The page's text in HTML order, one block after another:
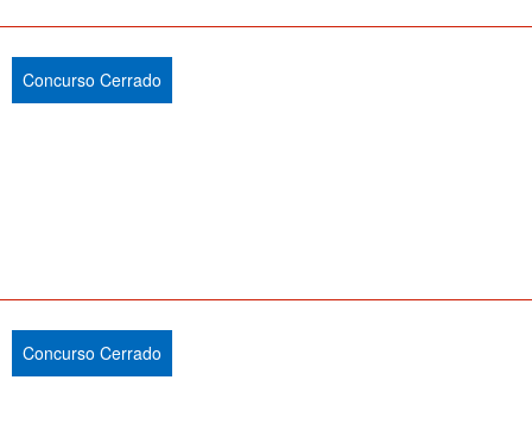
Concurso Cerrado
Concurso Cerrado